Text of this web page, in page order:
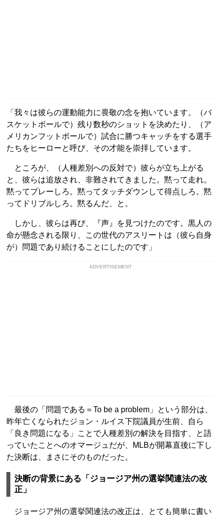
「我々は彼らの運動能力に畏敬の念を抱いています。（バ
スケットボールで）残り数秒のショットを決めたり、（ア
メリカンフットボールで）試合に勝つキャッチをする選手
たちをヒーローと呼び、その才能を崇拝しています。
ところが、（人種差別への反対で）彼らが立ち上がる
と、彼らは追放され、非難されてきました。黙って走れ。
黙ってプレーしろ。黙ってタッチダウンして得点しろ。黙
ってドリブルしろ。黙るんだ、と。
しかし、彼らは再び、『声』を見つけたのです。黒人の
命が懸念される限り、この世代のアスリートは（彼ら自身
が）問題であり続けることにしたのです」
ADVERTISEMENT
最後の「問題である＝To be a problem」という部分は、
昨年亡くなられたジョン・ルイス下院議員が生前、自ら
「良き問題になる」ことで人種差別の解決を目指す、と語
っていたことへのオマージュだが、MLBが開幕直後に下し
た決断は、まさにそのものだった。
決断の背景にある「ジョージア州の選挙関連法の改
正」
ジョージア州の選挙関連法の改正は、とても簡単に書い